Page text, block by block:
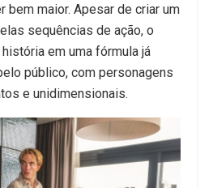
bem maior. Apesar de criar um
sequências de ação, o
em uma fórmula já
público, com personagens
e unidimensionais.